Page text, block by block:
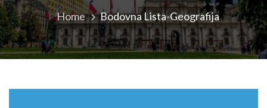
Home Bodovna Lista-Geografija